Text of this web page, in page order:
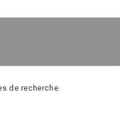
de recherche